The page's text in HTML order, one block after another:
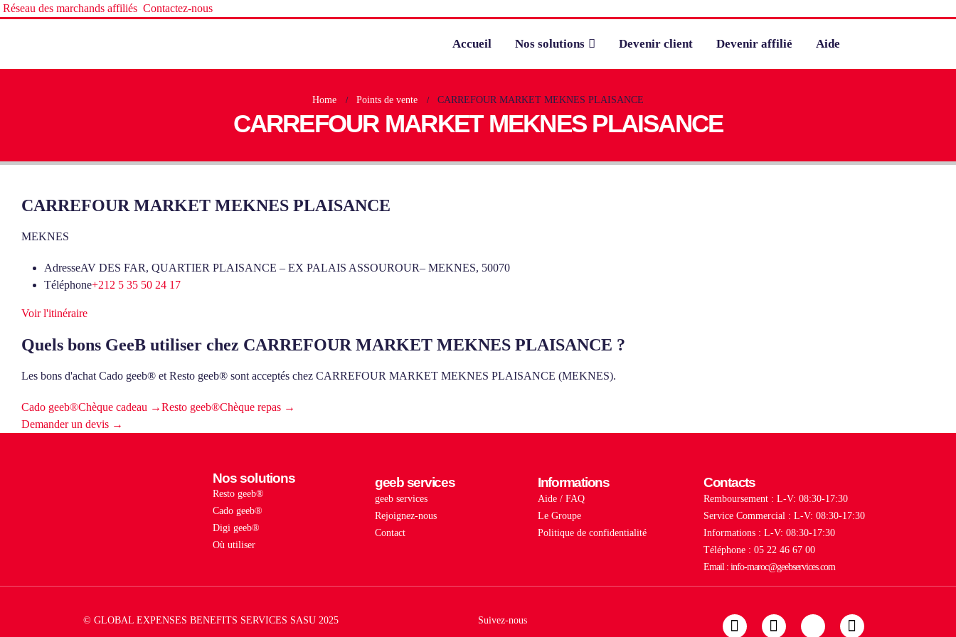
Réseau des marchands affiliés Contactez-nous
Accueil Nos solutions Devenir client Devenir affilié Aide
Home Points de vente CARREFOUR MARKET MEKNES PLAISANCE
CARREFOUR MARKET MEKNES PLAISANCE
CARREFOUR MARKET MEKNES PLAISANCE
MEKNES
AdresseAV DES FAR, QUARTIER PLAISANCE – EX PALAIS ASSOUROUR– MEKNES, 50070
Téléphone+212 5 35 50 24 17
Voir l'itinéraire
Quels bons GeeB utiliser chez CARREFOUR MARKET MEKNES PLAISANCE ?
Les bons d'achat Cado geeb® et Resto geeb® sont acceptés chez CARREFOUR MARKET MEKNES PLAISANCE (MEKNES).
Cado geeb®Chèque cadeau →Resto geeb®Chèque repas →
Demander un devis →
Nos solutions
Resto geeb®
Cado geeb®
Digi geeb®
Où utiliser
geeb services
geeb services
Rejoignez-nous
Contact
Informations
Aide / FAQ
Le Groupe
Politique de confidentialité
Contacts
Remboursement : L-V: 08:30-17:30
Service Commercial : L-V: 08:30-17:30
Informations : L-V: 08:30-17:30
Téléphone : 05 22 46 67 00
Email : info-maroc@geebservices.com
© GLOBAL EXPENSES BENEFITS SERVICES SASU 2025 Suivez-nous